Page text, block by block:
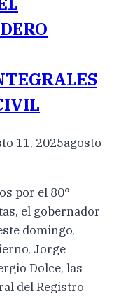
11, 2025agosto
por el 80°
el gobernador
domingo,
Jorge
Dolce, las
del Registro